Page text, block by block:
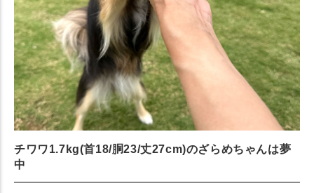
チワワ1.7kg(首18/胴23/丈27cm)のざらめちゃんは夢
中